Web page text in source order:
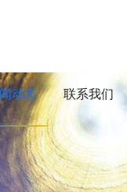
动态 联系我们